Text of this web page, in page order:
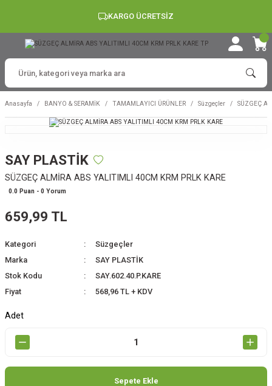
KARGO ÜCRETSİZ
Anasayfa BANYO & SERAMİK TAMAMLAYICI ÜRÜNLER Süzgeçler SÜZGEÇ
SAY PLASTİK
SÜZGEÇ ALMİRA ABS YALITIMLI 40CM KRM PRLK KARE
0.0 Puan - 0 Yorum
659,99 TL
Kategori
Süzgeçler
Marka
SAY PLASTİK
Stok Kodu
SAY.602.40.P.KARE
Fiyat
568,96 TL + KDV
Adet
Sepete Ekle